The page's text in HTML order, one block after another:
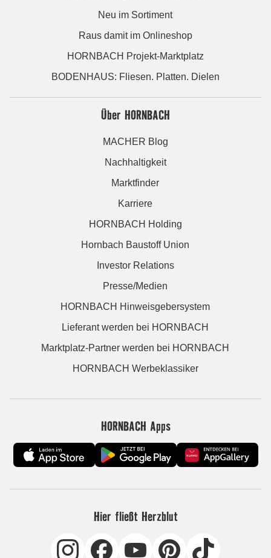
Neu im Sortiment
Raus damit im Onlineshop
HORNBACH Projekt-Marktplatz
BODENHAUS: Fliesen. Platten. Dielen
Über HORNBACH
MACHER Blog
Nachhaltigkeit
Marktfinder
Karriere
HORNBACH Holding
Hornbach Baustoff Union
Investor Relations
Presse/Medien
HORNBACH Hinweisgebersystem
Lieferant werden bei HORNBACH
Marktplatz-Partner werden bei HORNBACH
HORNBACH Werbeklassiker
HORNBACH Apps
Hier fließt Herzblut